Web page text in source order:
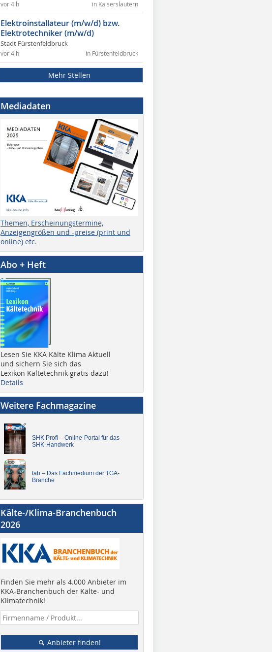
in Kaiserslautern
vor 4 h
Elektroinstallateur (m/w/d) bzw.
Elektrotechniker (m/w/d)
Stadt Fürstenfeldbruck
in Fürstenfeldbruck
vor 4 h
Mehr Stellen
Mediadaten
Themen, Erscheinungstermine,
Anzeigengrößen und -preise (print und
online) etc.
Abo + Heft
Lesen Sie KKA Kälte Klima Aktuell
und sichern Sie sich das
Lexikon Kältetechnik gratis dazu!
Details
Weitere Fachmagazine
SHK Profi – Online-Portal für das
SHK-Handwerk
tab – Das Fachmedium der TGA-
Branche
Kälte-/Klima-Branchenbuch
2026
Finden Sie mehr als 4.000 Anbieter im
KKA-Branchenbuch der Kälte- und
Klimatechnik!
Anbieter finden!